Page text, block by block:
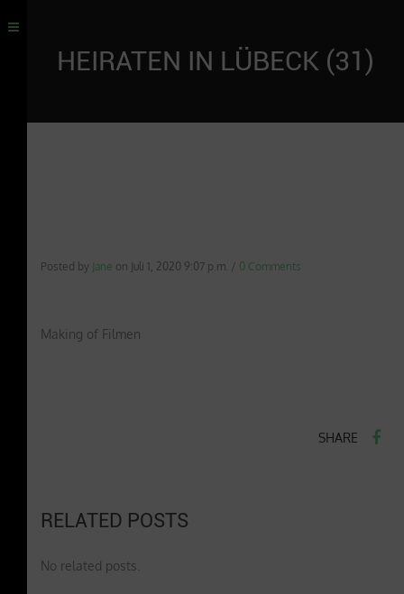
HEIRATEN IN LÜBECK (31)
Posted by Jane on Juli 1, 2020 9:07 p.m. / 0 Comments
Making of Filmen
SHARE
RELATED POSTS
No related posts.